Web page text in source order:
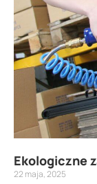
Ekologiczne
22 maja, 2025